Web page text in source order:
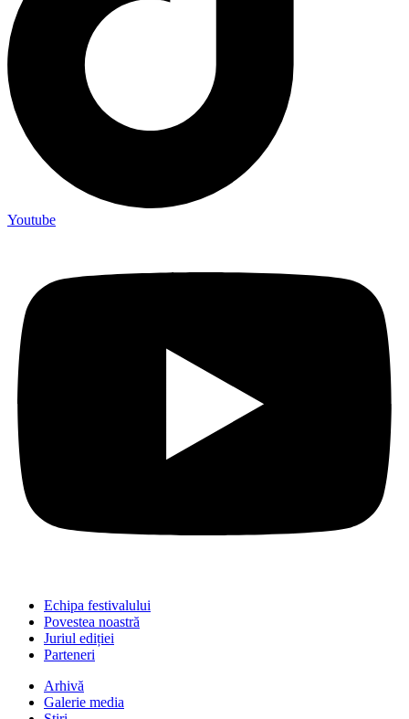
Youtube
Echipa festivalului
Povestea noastră
Juriul ediției
Parteneri
Arhivă
Galerie media